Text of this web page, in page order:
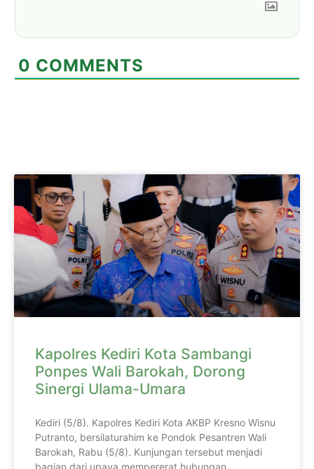
0 COMMENTS
Kapolres Kediri Kota Sambangi
Ponpes Wali Barokah, Dorong
Sinergi Ulama-Umara
Kediri (5/8). Kapolres Kediri Kota AKBP Kresno Wisnu
Putranto, bersilaturahim ke Pondok Pesantren Wali
Barokah, Rabu (5/8). Kunjungan tersebut menjadi
bagian dari upaya mempererat hubungan